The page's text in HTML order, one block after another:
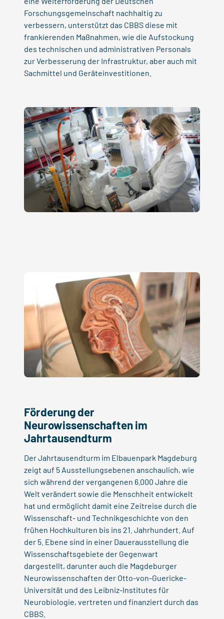
Forschungsgemeinschaft nachhaltig zu
verbessern, unterstützt das CBBS diese mit
frankierenden Maßnahmen, wie die Aufstockung
des technischen und administrativen Personals
zur Verbesserung der Infrastruktur, aber auch mit
Sachmittel und Geräteinvestitionen.
Förderung der
Neurowissenschaften im
Jahrtausendturm
Der Jahrtausendturm im Elbauenpark Magdeburg
zeigt auf 5 Ausstellungsebenen anschaulich, wie
sich während der vergangenen 6.000 Jahre die
Welt verändert sowie die Menschheit entwickelt
hat und ermöglicht damit eine Zeitreise durch die
Wissenschaft- und Technikgeschichte von den
frühen Hochkulturen bis ins 21. Jahrhundert. Auf
der 5. Ebene sind in einer Dauerausstellung die
Wissenschaftsgebiete der Gegenwart
dargestellt, darunter auch die Magdeburger
Neurowissenschaften der Otto-von-Guericke-
Universität und des Leibniz-Institutes für
Neurobiologie, vertreten und finanziert durch das
CBBS.